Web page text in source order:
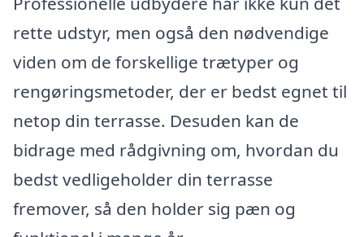
rette udstyr, men også den nødvendige
viden om de forskellige trætyper og
rengøringsmetoder, der er bedst egnet til
netop din terrasse. Desuden kan de
bidrage med rådgivning om, hvordan du
bedst vedligeholder din terrasse
fremover, så den holder sig pæn og